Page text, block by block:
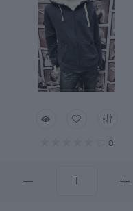
0